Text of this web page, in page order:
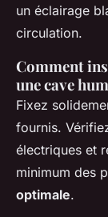
un éclairage
circulation.
Comment
une cave
Fixez
fournis.
électriques et
minimum des
optimale.